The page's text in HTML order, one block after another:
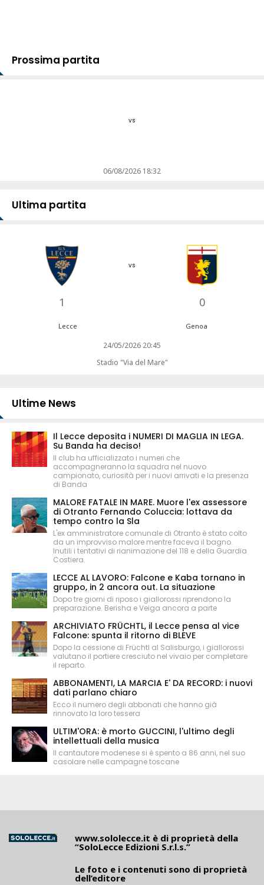
Prossima partita
vs
06/08/2026 18:32
Ultima partita
1
vs
0
Lecce Genoa
24/05/2026 20:45
Stadio "Via del Mare"
Ultime News
Il Lecce deposita i NUMERI DI MAGLIA IN LEGA.
Su Banda ha deciso!
Il club ha ufficializzato i numeri che
accompagneranno la squadra nel nuovo
campionato, curiosità per i nuovi arrivati e la presenza
di Banda
MALORE FATALE IN MARE. Muore l'ex assessore
di Otranto Fernando Coluccia: lottava da
tempo contro la Sla
L'ex amministratore comunale di Otranto è stato colto
da un improvviso malore mentre faceva il bagno.
Inutili i tentativi di rianimazione del 118 e della Guardia
Costiera.
LECCE AL LAVORO: Falcone e Kaba tornano in
gruppo, in 2 ancora out. La situazione
Dopo tre giorni di riposo i giallorossi riprendono la
preparazione. Berisha e Veiga ancora a parte
ARCHIVIATO FRÜCHTL, il Lecce pensa al vice
Falcone: spunta il ritorno di BLEVE
Dopo la cessione di Früchtl al Salisburgo, i giallorossi
valutano il portiere cresciuto nel vivaio per completare
il reparto.
ABBONAMENTI, LA MARCIA E' DA RECORD: i nuovi
dati parlano chiaro
Ecco il numero degli abbonati che hanno già
rinnovato la loro tessera
ULTIM'ORA: è morto GUCCINI, l'ultimo degli
intellettuali della musica
Il cantautore modenese si è spento a 86 anni, nel suo
casolare nelle campagne toscane
www.sololecce.it è di proprietà della
“SoloLecce Edizioni S.r.l.s.”
Le foto e i contenuti sono di proprietà
dell’editore